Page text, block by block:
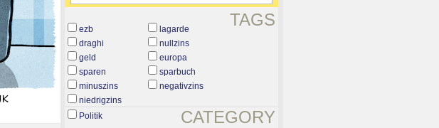
TAGS
ezb
lagarde
draghi
nullzins
geld
europa
sparen
sparbuch
minuszins
negativzins
niedrigzins
CATEGORY
Politik